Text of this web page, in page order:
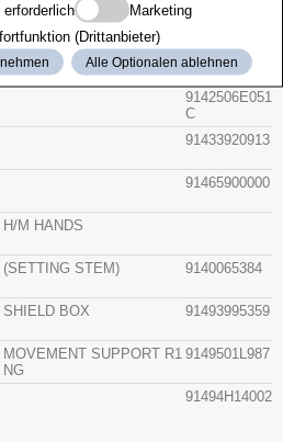
(54-73545N SAPPHIRE)
91415483493
91415483394
J
9142506E051
C
91433920913
91465900000
H/M HANDS
(SETTING STEM) 9140065384
SHIELD BOX 91493995359
MOVEMENT SUPPORT R1
NG
9149501L987
91494H14002
Marketing
(Drittanbieter)
Alle Optionalen ablehnen